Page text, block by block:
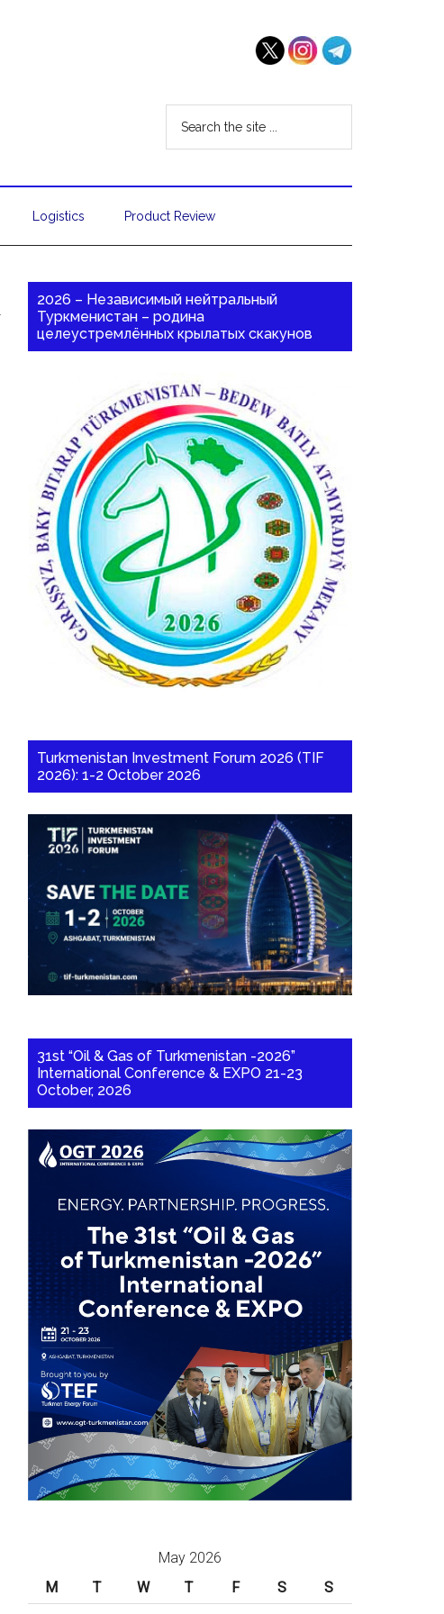
Logistics Product Review
2026 – Независимый нейтральный
Туркменистан – родина
целеустремлённых крылатых скакунов
Turkmenistan Investment Forum 2026 (TIF
2026): 1-2 October 2026
31st “Oil & Gas of Turkmenistan -2026”
International Conference & EXPO 21-23
October, 2026
May 2026
M
T W T F S S